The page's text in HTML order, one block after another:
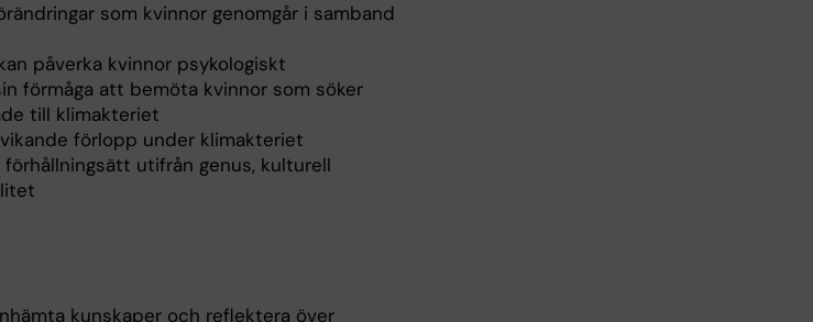
som kvinnor genomgår i samband
påverka kvinnor psykologiskt
förmåga att bemöta kvinnor som söker
till klimakteriet
förlopp under klimakteriet
utifrån genus, kulturell
kunskaper och reflektera över